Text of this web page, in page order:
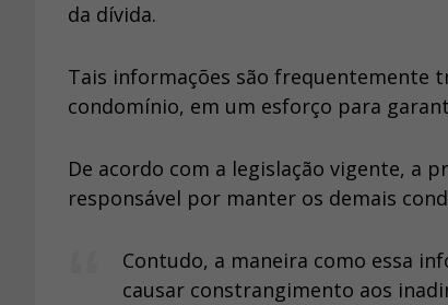
da dívida.
Tais informações são frequentemente
condomínio, em um esforço para
De acordo com a legislação vigente, a
responsável por manter os demais
Contudo, a maneira como essa
causar constrangimento aos